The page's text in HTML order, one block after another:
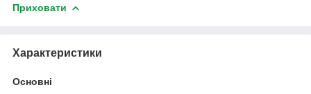
Приховати
Характеристики
Основні